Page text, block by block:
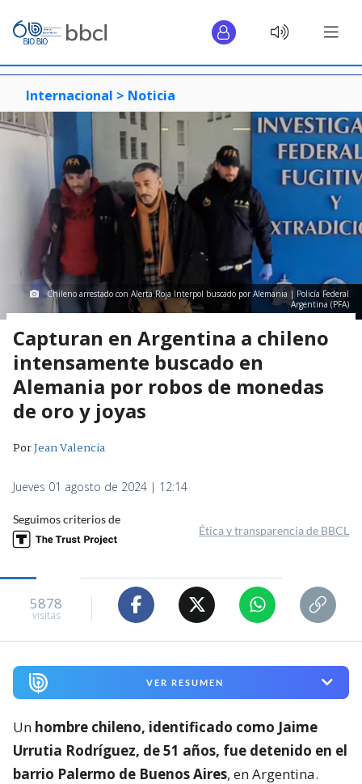
Internacional > Noticia
Chileno arrestado con Alerta Roja Interpol buscado por Alemania | Policía Federal
Argentina (PFA)
Capturan en Argentina a chileno
intensamente buscado en
Alemania por robos de monedas
de oro y joyas
PorJean Valencia
Jueves 01 agosto de 2024 | 12:14
Seguimos criterios de
Ética y transparencia de BBCL
5878
visitas
VER RESUMEN
Un hombre chileno, identificado como Jaime
Urrutia Rodríguez, de 51 años, fue detenido en el
barrio Palermo de Buenos Aires, en Argentina.